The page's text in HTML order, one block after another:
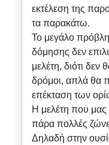
εκτέλεση της
τα παρακάτω.
Το μεγάλο
δόμησης δεν
μελέτη, διότι δεν
δρόμοι, απλά θα
επέκταση των
Η μελέτη που μας
πάρα πολλές
Δηλαδή στην